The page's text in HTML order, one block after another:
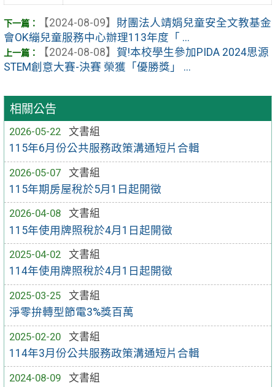
相關公告
2026-05-22
文書組
115年6月份公共服務政策溝通短片合輯
2026-05-07
文書組
115年期房屋稅於5月1日起開徵
2026-04-08
文書組
115年使用牌照稅於4月1日起開徵
2025-04-02
文書組
114年使用牌照稅於4月1日起開徵
2025-03-25
文書組
淨零拚轉型節電3%獎百萬
2025-02-20
文書組
114年3月份公共服務政策溝通短片合輯
2024-08-09
文書組
【2024-08-09】 財團法人靖娟兒童安全文教基金
會OK繃兒童服務中心辦理113年度「 ...
【2024-08-08】 賀!本校學生參加PIDA 2024思源
STEM創意大賽-決賽 榮獲「優勝獎」 ...